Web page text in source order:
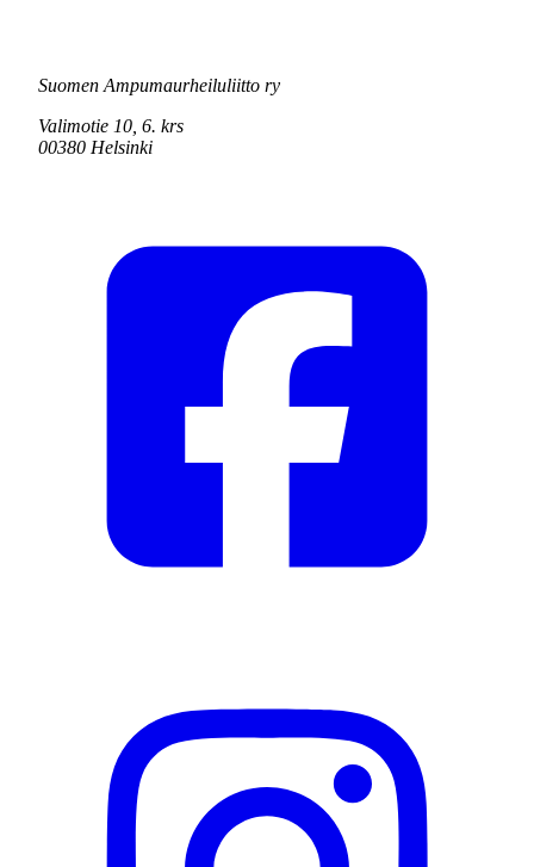
Suomen Ampumaurheiluliitto ry
Valimotie 10, 6. krs
00380 Helsinki